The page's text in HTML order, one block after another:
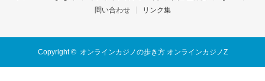
問い合わせ
リンク集
Copyright © オンラインカジノの歩き方 オンラインカジノZ